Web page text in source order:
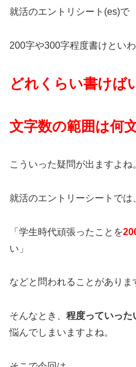
就活のエントリシート(es)で
200字や300字程度書けといわ
どれくらい書けば
文字数の範囲は何
こういった疑問が出ますよね
就活のエントリーシートでは
「学生時代頑張ったことを
い」
などと問われることがありま
そんなとき、 程度っていった
悩んでしまいますよね。